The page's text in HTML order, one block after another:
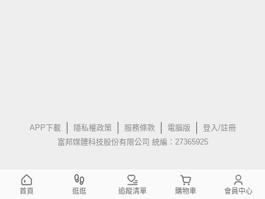
APP下載 隱私權政策 服務條款 電腦版
登入/註冊
富邦媒體科技股份有限公司 統編：27365925
首頁 逛逛 追蹤清單 購物車 會員中心